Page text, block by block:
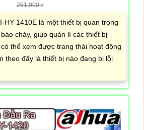
261,000 ₫
HY-1410E là một thiết bị quan trọng
cháy, giúp quản lí các thiết bị
thể xem được trang thái hoạt động
theo đấy là thiết bị nào đang bị lỗi